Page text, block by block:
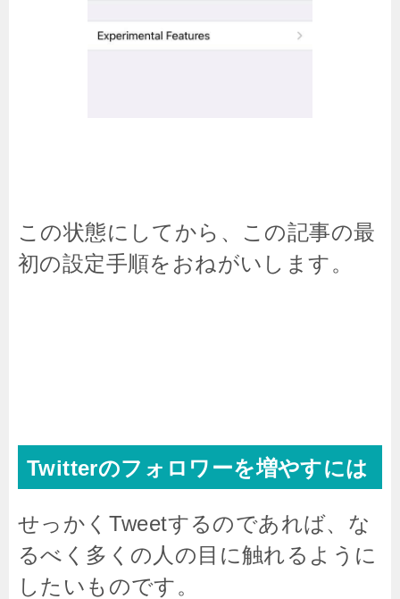
この状態にしてから、この記事の最
初の設定手順をおねがいします。
Twitterのフォロワーを増やすには
せっかくTweetするのであれば、な
るべく多くの人の目に触れるように
したいものです。